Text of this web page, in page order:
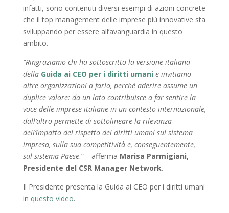
infatti, sono contenuti diversi esempi di azioni concrete
che il top management delle imprese più innovative sta
sviluppando per essere all’avanguardia in questo
ambito.
“Ringraziamo chi ha sottoscritto la versione italiana
della Guida ai CEO per i diritti umani e invitiamo
altre organizzazioni a farlo, perché aderire assume un
duplice valore: da un lato contribuisce a far sentire la
voce delle imprese italiane in un contesto internazionale,
dall’altro permette di sottolineare la rilevanza
dell’impatto del rispetto dei diritti umani sul sistema
impresa, sulla sua competitività e, conseguentemente,
sul sistema Paese.” – afferma Marisa Parmigiani,
Presidente del CSR Manager Network.
Il Presidente presenta la Guida ai CEO per i diritti umani
in questo video.